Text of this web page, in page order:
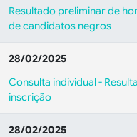
Resultado preliminar de
de candidatos negros
28/02/2025
Consulta individual -
inscrição
28/02/2025